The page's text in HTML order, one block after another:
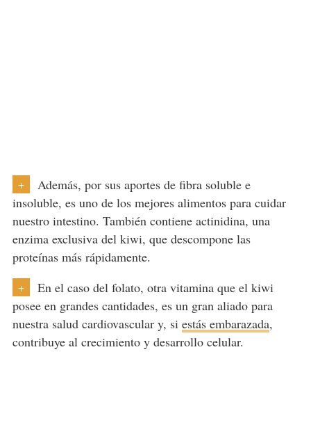
+
Además, por sus aportes de fibra soluble e
insoluble, es uno de los mejores alimentos para cuidar
nuestro intestino. También contiene actinidina, una
enzima exclusiva del kiwi, que descompone las
proteínas más rápidamente.
+
En el caso del folato, otra vitamina que el kiwi
posee en grandes cantidades, es un gran aliado para
nuestra salud cardiovascular y, si estás embarazada,
contribuye al crecimiento y desarrollo celular.